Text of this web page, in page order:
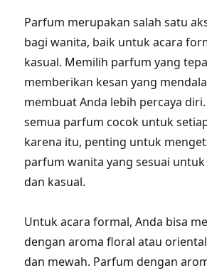
Parfum merupakan salah satu
bagi wanita, baik untuk acara
kasual. Memilih parfum yang
memberikan kesan yang
membuat Anda lebih percaya
semua parfum cocok untuk
karena itu, penting untuk
parfum wanita yang sesuai
dan kasual.
Untuk acara formal, Anda bisa
dengan aroma floral atau
dan mewah. Parfum dengan